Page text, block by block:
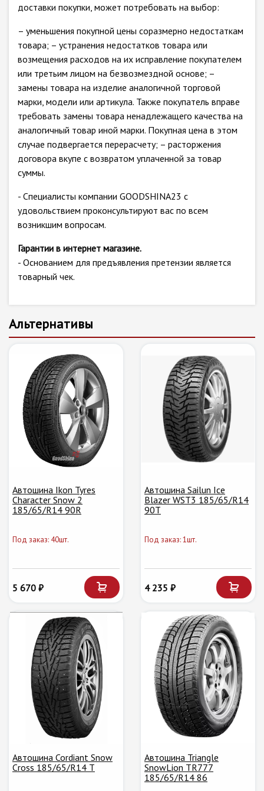
доставки покупки, может потребовать на выбор:
– уменьшения покупной цены соразмерно недостаткам
товара; – устранения недостатков товара или
возмещения расходов на их исправление покупателем
или третьим лицом на безвозмездной основе; –
замены товара на изделие аналогичной торговой
марки, модели или артикула. Также покупатель вправе
требовать замены товара ненадлежащего качества на
аналогичный товар иной марки. Покупная цена в этом
случае подвергается перерасчету; – расторжения
договора вкупе с возвратом уплаченной за товар
суммы.
- Специалисты компании GOODSHINA23 с
удовольствием проконсультируют вас по всем
возникшим вопросам.
Гарантии в интернет магазине.
- Основанием для предъявления претензии является
товарный чек.
Альтернативы
Автошина Ikon Tyres
Character Snow 2
185/65/R14 90R
Под заказ: 40шт.
5 670 ₽
Автошина Sailun Ice
Blazer WST3 185/65/R14
90T
Под заказ: 1шт.
4 235 ₽
Автошина Cordiant Snow
Cross 185/65/R14 T
Автошина Triangle
SnowLion TR777
185/65/R14 86